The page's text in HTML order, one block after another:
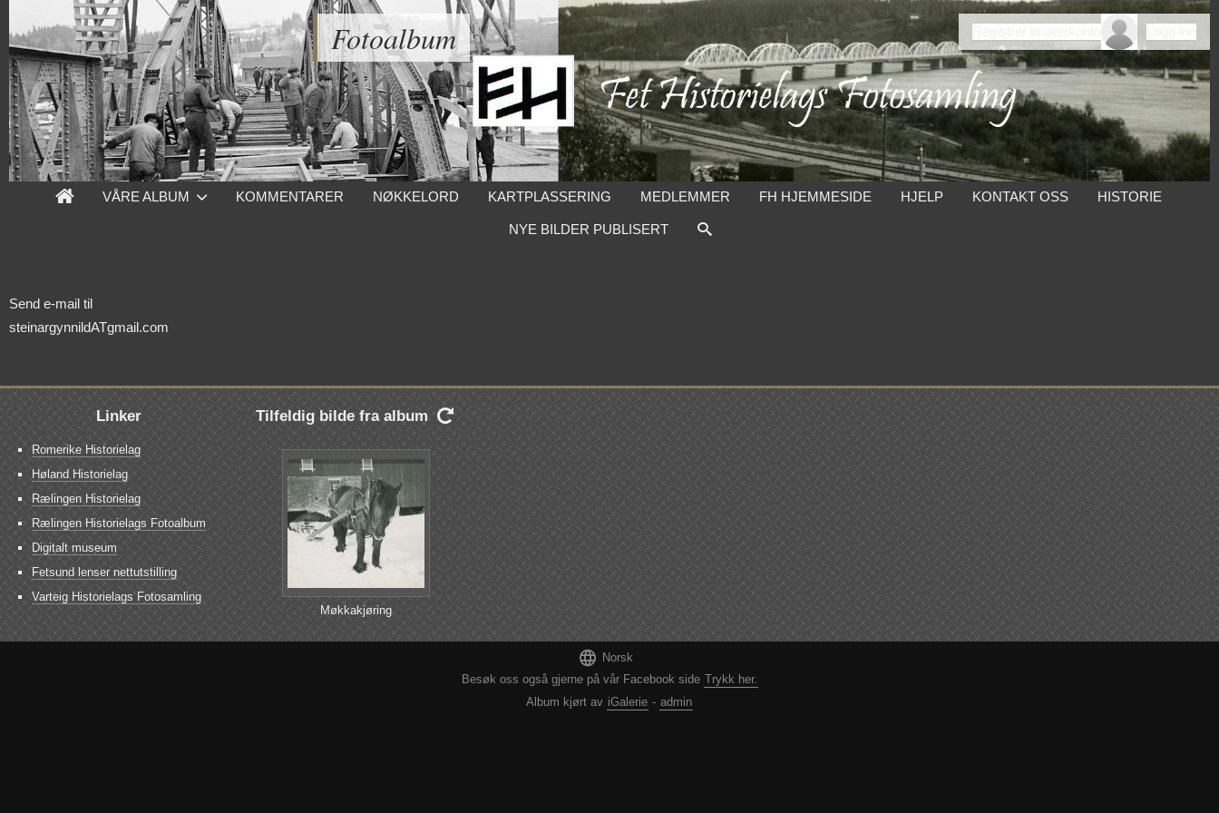
Fotoalbum
VÅRE ALBUM KOMMENTARER NØKKELORD KARTPLASSERING MEDLEMMER FH HJEMMESIDE HJELP KONTAKT OSS HISTORIE
NYE BILDER PUBLISERT
Send e-mail til
steinargynnildATgmail.com
Linker
Romerike Historielag
Høland Historielag
Rælingen Historielag
Rælingen Historielags Fotoalbum
Digitalt museum
Fetsund lenser nettutstilling
Varteig Historielags Fotosamling
Tilfeldig bilde fra album 
Møkkakjøring
 Norsk
Besøk oss også gjerne på vår Facebook side Trykk her.
Album kjørt av iGalerie - admin